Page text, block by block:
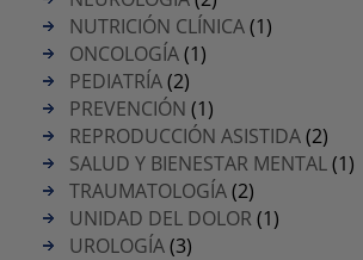
NUTRICIÓN CLÍNICA(1)
ONCOLOGÍA(1)
PEDIATRÍA(2)
PREVENCIÓN (1)
REPRODUCCIÓN ASISTIDA(2)
SALUD Y BIENESTAR MENTAL(1)
TRAUMATOLOGÍA(2)
UNIDAD DEL DOLOR(1)
UROLOGÍA(3)